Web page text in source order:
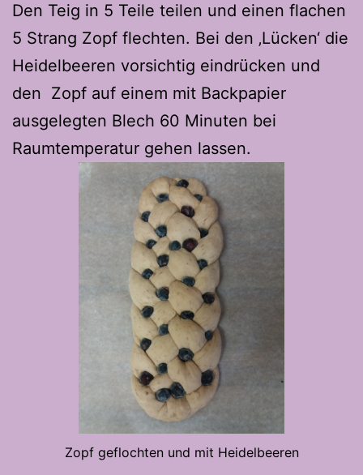
Den Teig in 5 Teile teilen und einen flachen
5 Strang Zopf flechten. Bei den ‚Lücken‘ die
Heidelbeeren vorsichtig eindrücken und
den Zopf auf einem mit Backpapier
ausgelegten Blech 60 Minuten bei
Raumtemperatur gehen lassen.
Zopf geflochten und mit Heidelbeeren